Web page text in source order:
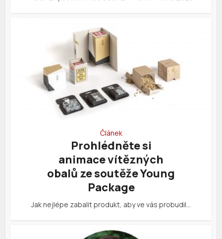
Článek
Prohlédněte si
animace vítězných
obalů ze soutěže Young
Package
Jak nejlépe zabalit produkt, aby ve vás probudil…